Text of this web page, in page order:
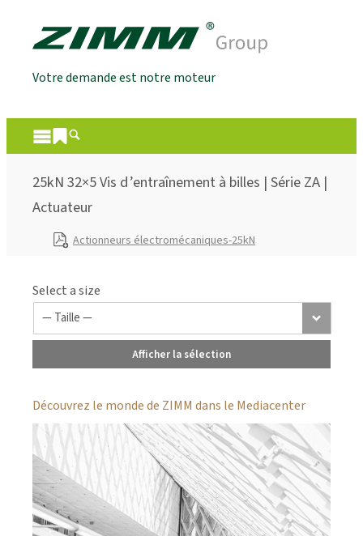
Votre demande est notre moteur
25kN 32×5 Vis d’entraînement à billes | Série ZA |
Actuateur
Actionneurs électromécaniques-25kN
Select a size
Afficher la sélection
Découvrez le monde de ZIMM dans le Mediacenter